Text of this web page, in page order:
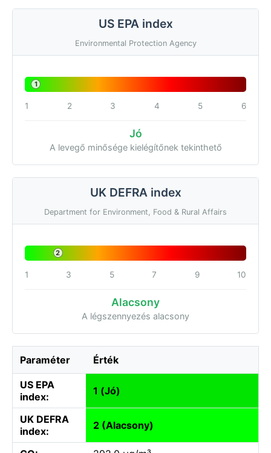
US EPA index
Environmental Protection Agency
1
1 2 3 4 5 6
Jó
A levegő minősége kielégítőnek tekinthető
UK DEFRA index
Department for Environment, Food & Rural Affairs
2
1 3 5 7 9 10
Alacsony
A légszennyezés alacsony
Paraméter Érték
US EPA
index:
1 (Jó)
UK DEFRA
index:
2 (Alacsony)